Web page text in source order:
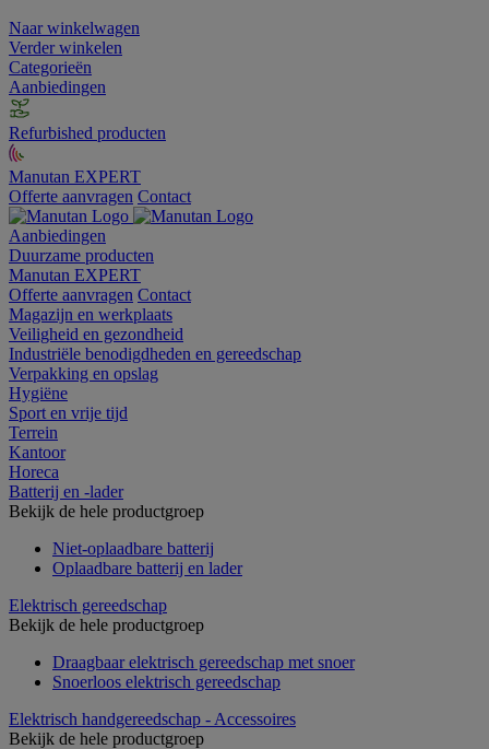
Naar winkelwagen
Verder winkelen
Categorieën
Aanbiedingen
Refurbished producten
Manutan EXPERT
Offerte aanvragen Contact
Aanbiedingen
Duurzame producten
Manutan EXPERT
Offerte aanvragen Contact
Magazijn en werkplaats
Veiligheid en gezondheid
Industriële benodigdheden en gereedschap
Verpakking en opslag
Hygiëne
Sport en vrije tijd
Terrein
Kantoor
Horeca
Batterij en -lader
Bekijk de hele productgroep
Niet-oplaadbare batterij
Oplaadbare batterij en lader
Elektrisch gereedschap
Bekijk de hele productgroep
Draagbaar elektrisch gereedschap met snoer
Snoerloos elektrisch gereedschap
Elektrisch handgereedschap - Accessoires
Bekijk de hele productgroep